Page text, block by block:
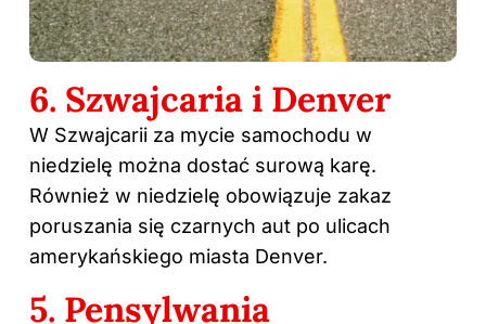
6. Szwajcaria i Denver
W Szwajcarii za mycie samochodu w
niedzielę można dostać surową karę.
Również w niedzielę obowiązuje zakaz
poruszania się czarnych aut po ulicach
amerykańskiego miasta Denver.
5. Pensylwania